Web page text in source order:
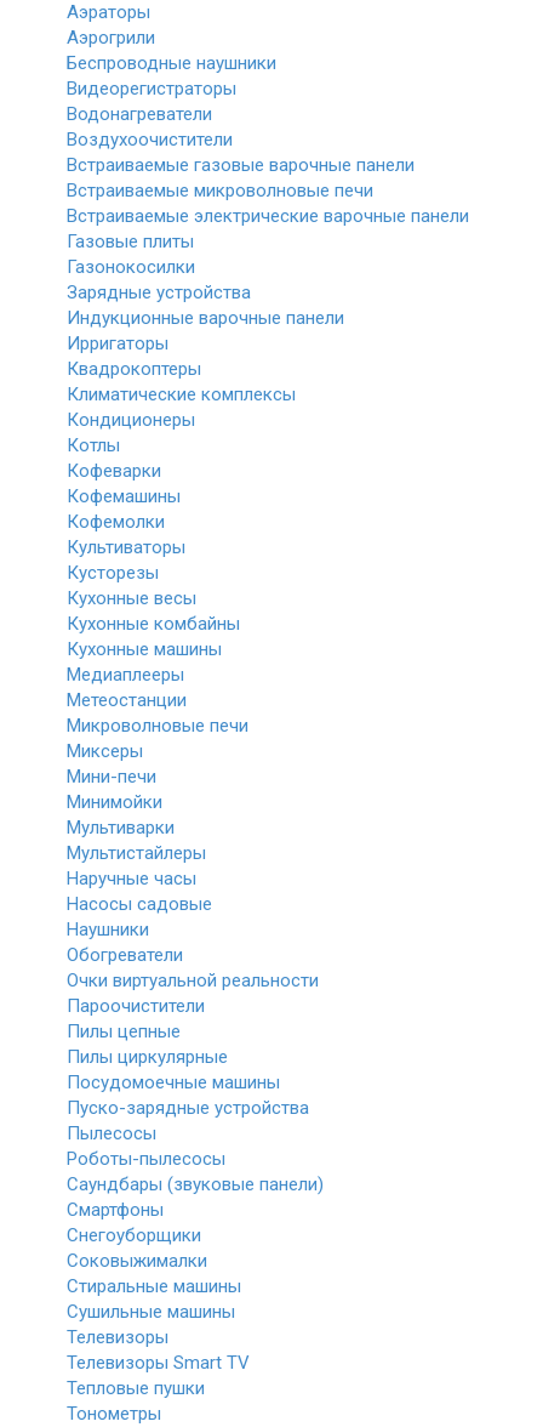
Аэраторы
Аэрогрили
Беспроводные наушники
Видеорегистраторы
Водонагреватели
Воздухоочистители
Встраиваемые газовые варочные панели
Встраиваемые микроволновые печи
Встраиваемые электрические варочные панели
Газовые плиты
Газонокосилки
Зарядные устройства
Индукционные варочные панели
Ирригаторы
Квадрокоптеры
Климатические комплексы
Кондиционеры
Котлы
Кофеварки
Кофемашины
Кофемолки
Культиваторы
Кусторезы
Кухонные весы
Кухонные комбайны
Кухонные машины
Медиаплееры
Метеостанции
Микроволновые печи
Миксеры
Мини-печи
Минимойки
Мультиварки
Мультистайлеры
Наручные часы
Насосы садовые
Наушники
Обогреватели
Очки виртуальной реальности
Пароочистители
Пилы цепные
Пилы циркулярные
Посудомоечные машины
Пуско-зарядные устройства
Пылесосы
Роботы-пылесосы
Саундбары (звуковые панели)
Смартфоны
Снегоуборщики
Соковыжималки
Стиральные машины
Сушильные машины
Телевизоры
Телевизоры Smart TV
Тепловые пушки
Тонометры